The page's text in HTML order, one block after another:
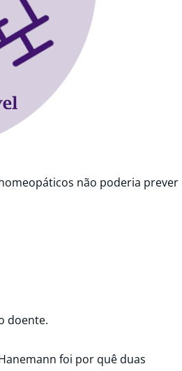
não poderia prever
doente.
foi por quê duas